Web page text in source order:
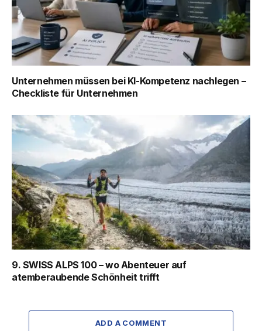
Unternehmen müssen bei KI-Kompetenz nachlegen –
Checkliste für Unternehmen
9. SWISS ALPS 100 – wo Abenteuer auf
atemberaubende Schönheit trifft
ADD A COMMENT